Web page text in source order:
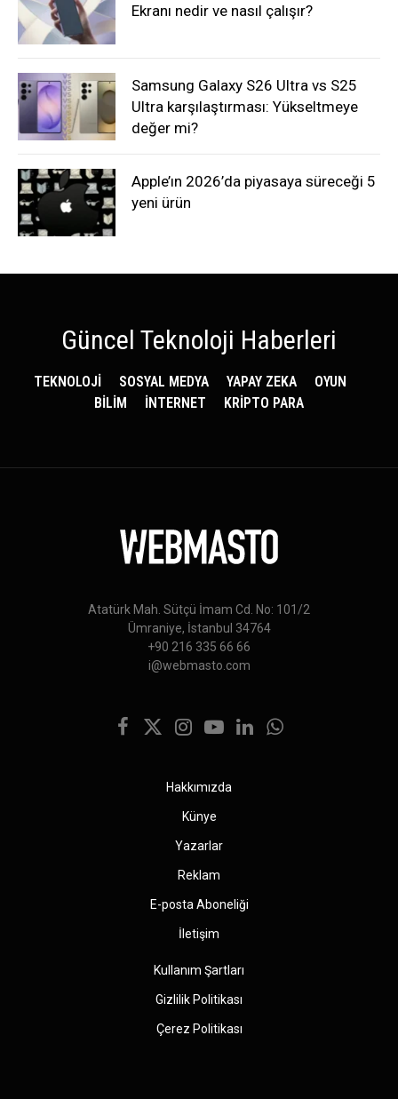
Ekranı nedir ve nasıl çalışır?
Samsung Galaxy S26 Ultra vs S25
Ultra karşılaştırması: Yükseltmeye
değer mi?
Apple’ın 2026’da piyasaya süreceği 5
yeni ürün
Güncel Teknoloji Haberleri
TEKNOLOJİ SOSYAL MEDYA YAPAY ZEKA
OYUN
BİLİM
İNTERNET KRİPTO PARA
Atatürk Mah. Sütçü İmam Cd. No: 101/2
Ümraniye, İstanbul 34764
+90 216 335 66 66
i@webmasto.com
Facebook
X
Instagram
YouTubeLinkedInWhatsApp
Hakkımızda
Künye
Yazarlar
Reklam
E-posta Aboneliği
İletişim
Kullanım Şartları
Gizlilik Politikası
Çerez Politikası